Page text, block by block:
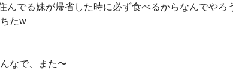
でる妹が帰省した時に必ず食べるからなんでやろ
たw
なで、また〜